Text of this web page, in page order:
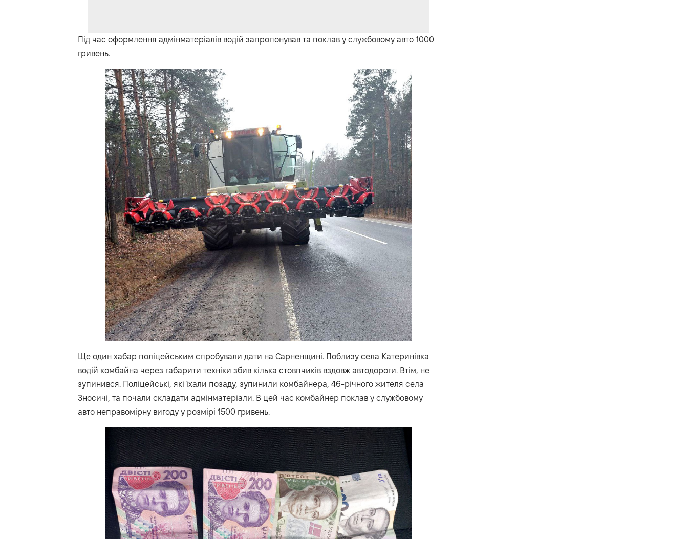
Під час оформлення адмінматеріалів водій запропонував та поклав у службовому авто 1000
гривень.
Ще один хабар поліцейським спробували дати на Сарненщині. Поблизу села Катеринівка
водій комбайна через габарити техніки збив кілька стовпчиків вздовж автодороги. Втім, не
зупинився. Поліцейські, які їхали позаду, зупинили комбайнера, 46-річного жителя села
Зносичі, та почали складати адмінматеріали. В цей час комбайнер поклав у службовому
авто неправомірну вигоду у розмірі 1500 гривень.